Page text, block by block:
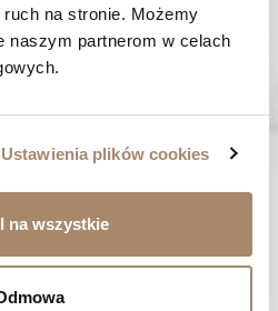
na stronie. Możemy
naszym partnerom w celach
Ustawienia plików cookies
na wszystkie
do nas :
zwrot towaru